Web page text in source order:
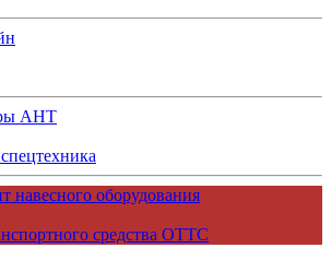
АНТ
навесного оборудования
средства ОТТС